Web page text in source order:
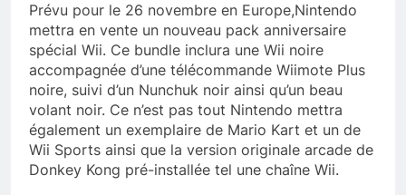
Prévu pour le 26 novembre en Europe,Nintendo
mettra en vente un nouveau pack anniversaire
spécial Wii. Ce bundle inclura une Wii noire
accompagnée d’une télécommande Wiimote Plus
noire, suivi d’un Nunchuk noir ainsi qu’un beau
volant noir. Ce n’est pas tout Nintendo mettra
également un exemplaire de Mario Kart et un de
Wii Sports ainsi que la version originale arcade de
Donkey Kong pré-installée tel une chaîne Wii.